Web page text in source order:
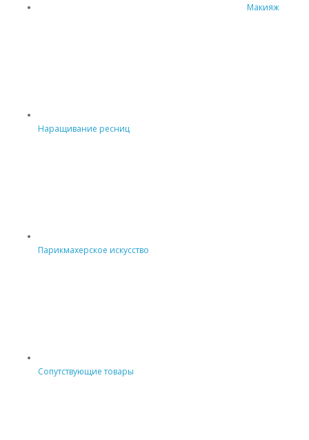
Макияж
Наращивание ресниц
Парикмахерское искусство
Сопутствующие товары